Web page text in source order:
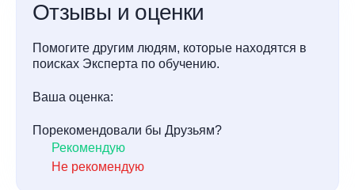
Отзывы и оценки
Помогите другим людям, которые находятся в
поисках Эксперта по обучению.
Ваша оценка:
Порекомендовали бы Друзьям?
Рекомендую
Не рекомендую